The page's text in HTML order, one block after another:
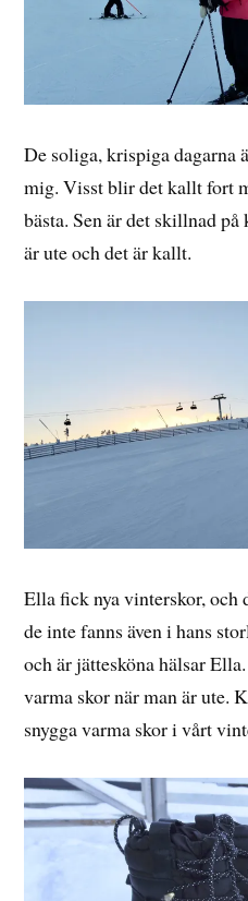
De soliga, krispiga dagarna
mig. Visst blir det kallt fort
bästa. Sen är det skillnad
är ute och det är kallt.
Ella fick nya vinterskor,
de inte fanns även i hans
och är jättesköna hälsar
varma skor när man är ute.
snygga varma skor i vårt